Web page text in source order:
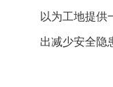
以为工地提供
出减少安全隐